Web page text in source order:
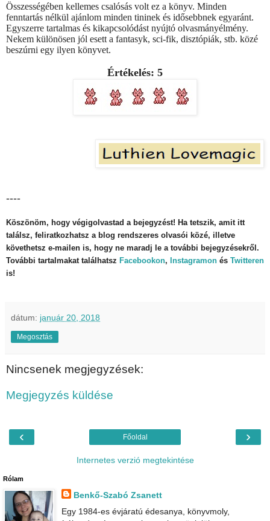
Összességében kellemes csalósás volt ez a könyv. Minden
fenntartás nélkül ajánlom minden tininek és idősebbnek egyaránt.
Egyszerre tartalmas és kikapcsolódást nyújtó olvasmányélmény.
Nekem különösen jól esett a fantasyk, sci-fik, disztópiák, stb. közé
beszúrni egy ilyen könyvet.
Értékelés: 5
----
Köszönöm, hogy végigolvastad a bejegyzést! Ha tetszik, amit itt
találsz, feliratkozhatsz a blog rendszeres olvasói közé, illetve
követhetsz e-mailen is, hogy ne maradj le a további bejegyzésekről.
További tartalmakat találhatsz Facebookon, Instagramon és Twitteren
is!
dátum: január 20, 2018
Megosztás
Nincsenek megjegyzések:
Megjegyzés küldése
‹ ›
Főoldal
Internetes verzió megtekintése
Rólam
Benkő-Szabó Zsanett
Egy 1984-es évjáratú édesanya, könyvmoly,